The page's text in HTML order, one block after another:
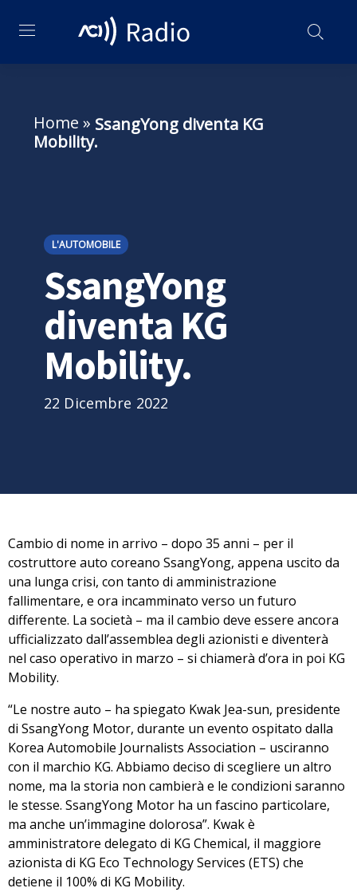
Home » SsangYong diventa KG
Mobility.
L'AUTOMOBILE
SsangYong
diventa KG
Mobility.
22 Dicembre 2022
Cambio di nome in arrivo – dopo 35 anni – per il
costruttore auto coreano SsangYong, appena uscito da
una lunga crisi, con tanto di amministrazione
fallimentare, e ora incamminato verso un futuro
differente. La società – ma il cambio deve essere ancora
ufficializzato dall’assemblea degli azionisti e diventerà
nel caso operativo in marzo – si chiamerà d’ora in poi KG
Mobility.
“Le nostre auto – ha spiegato Kwak Jea-sun, presidente
di SsangYong Motor, durante un evento ospitato dalla
Korea Automobile Journalists Association – usciranno
con il marchio KG. Abbiamo deciso di scegliere un altro
nome, ma la storia non cambierà e le condizioni saranno
le stesse. SsangYong Motor ha un fascino particolare,
ma anche un’immagine dolorosa”. Kwak è
amministratore delegato di KG Chemical, il maggiore
azionista di KG Eco Technology Services (ETS) che
detiene il 100% di KG Mobility.